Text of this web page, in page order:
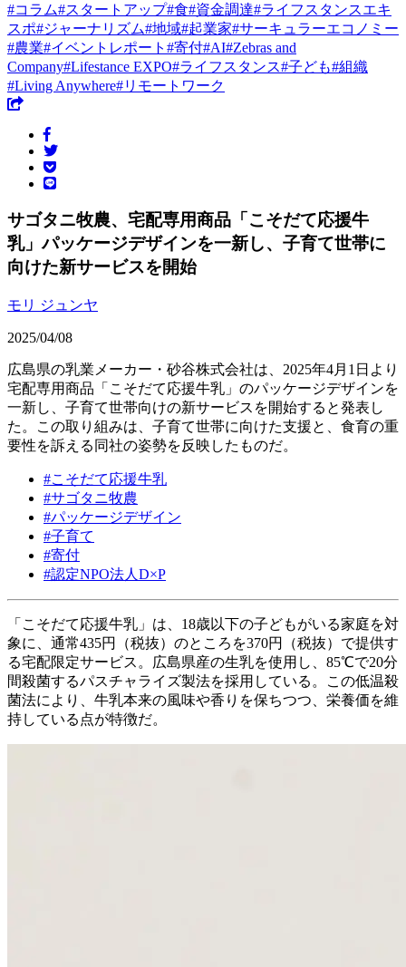
#コラム#スタートアップ#食#資金調達#ライフスタンスエキ
スポ#ジャーナリズム#地域#起業家#サーキュラーエコノミー
#農業#イベントレポート #寄付#AI#Zebras and
Company#Lifestance EXPO#ライフスタンス#子ども#組織
#Living Anywhere#リモートワーク
サゴタニ牧農、宅配専用商品「こそだて応援牛
乳」パッケージデザインを一新し、子育て世帯に
向けた新サービスを開始
モリ ジュンヤ
2025/04/08
広島県の乳業メーカー・砂谷株式会社は、2025年4月1日より
宅配専用商品「こそだて応援牛乳」のパッケージデザインを
一新し、子育て世帯向けの新サービスを開始すると発表し
た。この取り組みは、子育て世帯に向けた支援と、食育の重
要性を訴える同社の姿勢を反映したものだ。
#こそだて応援牛乳
#サゴタニ牧農
#パッケージデザイン
#子育て
#寄付
#認定NPO法人D×P
「こそだて応援牛乳」は、18歳以下の子どもがいる家庭を対
象に、通常435円（税抜）のところを370円（税抜）で提供す
る宅配限定サービス。広島県産の生乳を使用し、85℃で20分
間殺菌するパスチャライズ製法を採用している。この低温殺
菌法により、牛乳本来の風味や香りを保ちつつ、栄養価を維
持している点が特徴だ。